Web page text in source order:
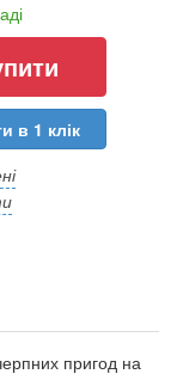
в 1 клік
пригод на